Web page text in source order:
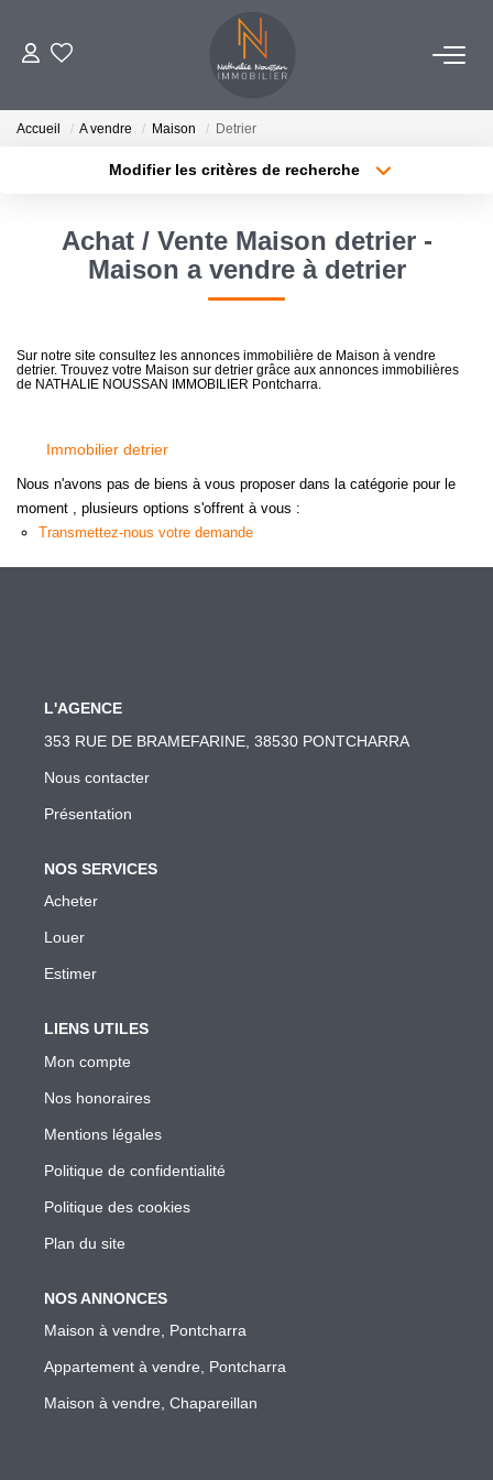
ACHETER
VENDRE
ESTIMER
NOTRE AGENCE
Accueil A vendre Maison Detrier
Modifier les critères de recherche
Plus de critères Créer une alerte
Achat / Vente Maison detrier -
Maison a vendre à detrier
Sur notre site consultez les annonces immobilière de Maison à vendre
detrier. Trouvez votre Maison sur detrier grâce aux annonces immobilières
de NATHALIE NOUSSAN IMMOBILIER Pontcharra.
Immobilier detrier
Nous n'avons pas de biens à vous proposer dans la catégorie pour le
moment , plusieurs options s'offrent à vous :
Transmettez-nous votre demande
L'AGENCE
353 RUE DE BRAMEFARINE, 38530 PONTCHARRA
Nous contacter
Présentation
NOS SERVICES
Acheter
Louer
Estimer
LIENS UTILES
Mon compte
Nos honoraires
Mentions légales
Politique de confidentialité
Politique des cookies
Plan du site
NOS ANNONCES
Maison à vendre, Pontcharra
Appartement à vendre, Pontcharra
Maison à vendre, Chapareillan